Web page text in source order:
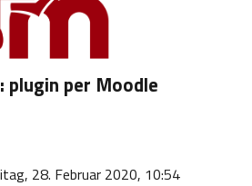
plugin per Moodle
28. Februar 2020, 10:54